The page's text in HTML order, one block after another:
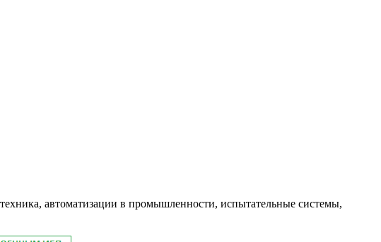
автоматизации в промышленности, испытательные системы,